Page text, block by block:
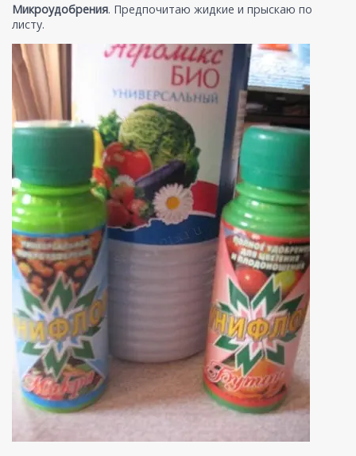
Микроудобрения. Предпочитаю жидкие и прыскаю по
листу.